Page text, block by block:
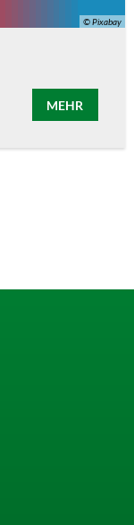
© Pixabay
MEHR